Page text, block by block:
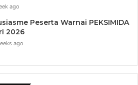
ago
Peserta Warnai PEKSIMIDA
2026
ago